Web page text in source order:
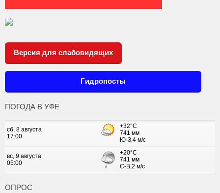
Версия для слабовидящих
Гидропосты
ПОГОДА В УФЕ
ОПРОС